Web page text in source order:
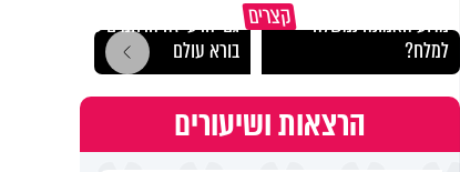
קצרים
מדוע האמונה נמשלה
למלח?
גם ׳הרע׳ זה הרחמים של
בורא עולם
הרצאות ושיעורים